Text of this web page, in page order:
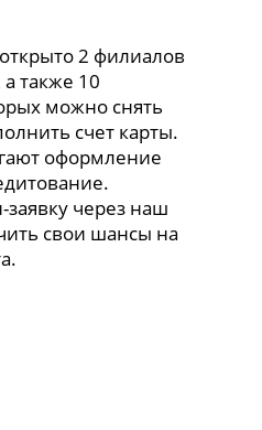
2 филиалов
также 10
можно снять
счет карты.
оформление
через наш
свои шансы на